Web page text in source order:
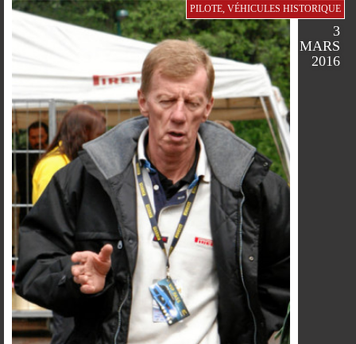
PARTAGERPARTAGERPARTAGERPARTAGER
PILOTE, VÉHICULES HISTORIQUE
3
MARS
2016